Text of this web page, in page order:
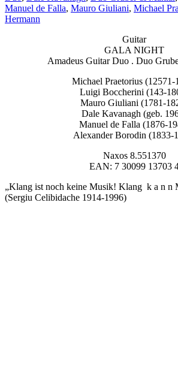
Manuel de Falla, Mauro Giuliani, Michael
Hermann
Guitar
GALA NIGHT
Amadeus Guitar Duo . Duo
Michael Praetorius (12571-
Luigi Boccherini (143-
Mauro Giuliani (1781-
Dale Kavanagh (geb.
Manuel de Falla (1876-
Alexander Borodin (1833-
Naxos 8.551370
EAN: 7 30099 13703
„Klang ist noch keine Musik! Klang k a n n
(Sergiu Celibidache 1914-1996)